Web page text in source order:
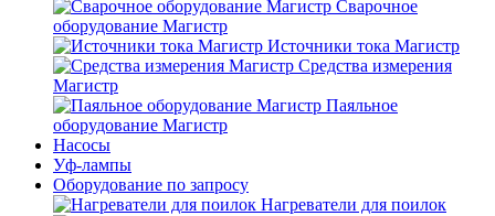
Сварочное
оборудование Магистр
Источники тока Магистр
Средства измерения
Магистр
Паяльное
оборудование Магистр
Насосы
Уф-лампы
Оборудование по запросу
Нагреватели для поилок